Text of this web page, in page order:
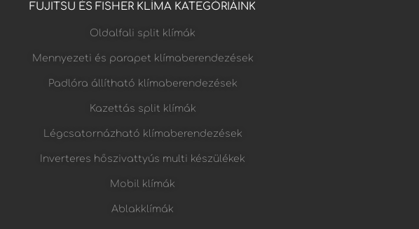
FUJITSU ÉS FISHER KLÍMA KATEGÓRIÁINK
Oldalfali split klímák
Mennyezeti és parapet klímaberendezések
Padlóra állítható klímaberendezések
Kazettás split klímák
Légcsatornázható klímaberendezések
Inverteres hőszivattyús multi készülékek
Mobil klímák
Ablakklímák